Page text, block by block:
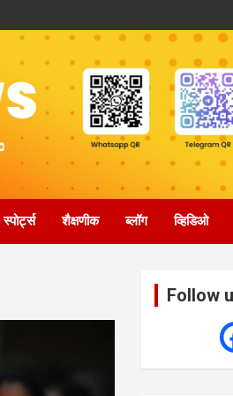
स्पोर्ट्स शैक्षणीक ब्लॉग व्हिडिओ
Follow